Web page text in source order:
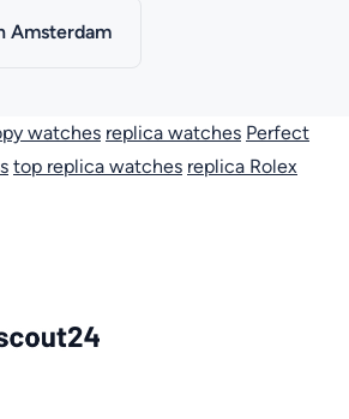
Amsterdam
watches replica watches Perfect
top replica watches replica Rolex